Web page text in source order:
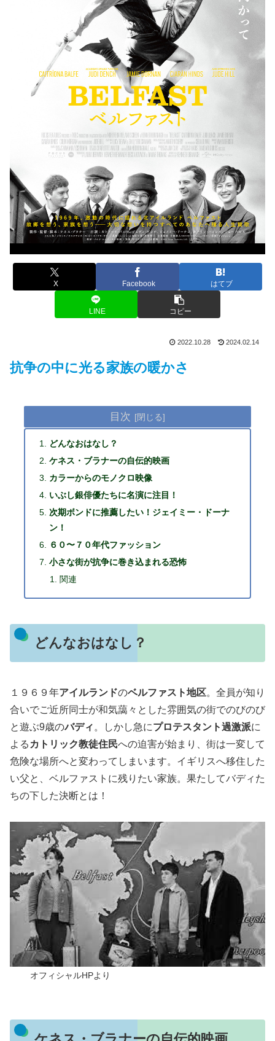
X Facebook はてブ
LINE コピー
2022.10.28 2024.02.14
抗争の中に光る家族の暖かさ
目次
どんなおはなし？
ケネス・ブラナーの自伝的映画
カラーからのモノクロ映像
いぶし銀俳優たちに名演に注目！
次期ボンドに推薦したい！ジェイミー・ドーナ
ン！
６０〜７０年代ファッション
小さな街が抗争に巻き込まれる恐怖
関連
どんなおはなし？
１９６９年アイルランドのベルファスト地区。全員が知り
合いでご近所同士が和気藹々とした雰囲気の街でのびのび
と遊ぶ9歳のバディ 。しかし急にプロテスタント過激派に
よる カトリック教徒住民への迫害が始まり、街は一変して
危険な場所へと変わってしまいます。イギリスへ移住した
い父と、ベルファストに残りたい家族。果たしてバディた
ちの下した決断とは！
オフィシャルHPより